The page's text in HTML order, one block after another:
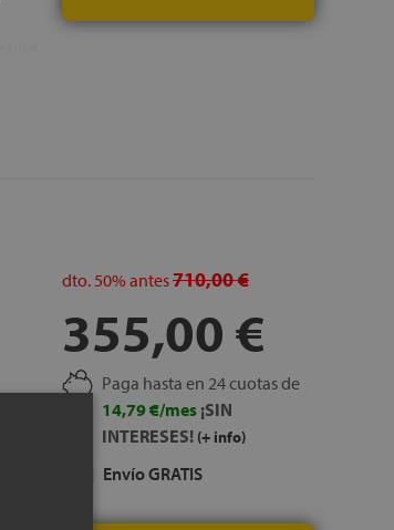
dto. 50% antes710,00 €
355,00 €
Paga hasta en 24 cuotas de
14,79 €/mes ¡SIN
INTERESES! (+ info)
Envío GRATIS